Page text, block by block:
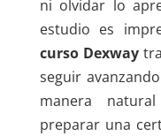
ni olvidar lo
estudio es
curso Dexway
seguir
manera
preparar una